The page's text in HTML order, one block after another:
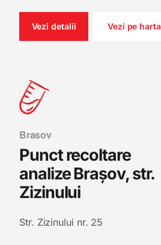
Vezi detalii Vezi pe harta
Brasov
Punct recoltare
analize Brașov, str.
Zizinului
Str. Zizinului nr. 25